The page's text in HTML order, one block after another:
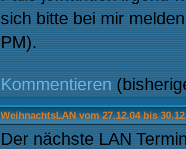
sich bitte bei mir
PM).
Kommentieren
WeihnachtsLAN vom 27.12.04 bis
Der nächste LAN